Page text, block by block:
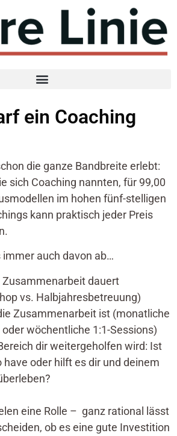
ein Coaching
die ganze Bandbreite erlebt:
sich Coaching nannten, für 99,00
im hohen fünf-stelligen
kann praktisch jeder Preis
auch davon ab…
Zusammenarbeit dauert
vs. Halbjahresbetreuung)
Zusammenarbeit ist (monatliche
wöchentliche 1:1-Sessions)
dir weitergeholfen wird: Ist
have oder hilft es dir und deinem
eine Rolle – ganz rational lässt
ob es eine gute Investition